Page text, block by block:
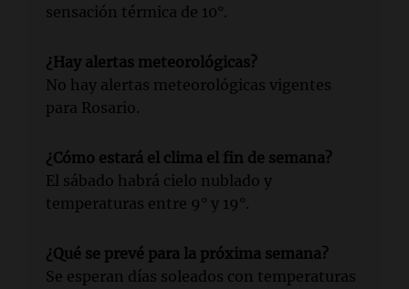
sensación térmica de 10°.
¿Hay alertas meteorológicas?
No hay alertas meteorológicas vigentes
para Rosario.
¿Cómo estará el clima el fin de semana?
El sábado habrá cielo nublado y
temperaturas entre 9° y 19°.
¿Qué se prevé para la próxima semana?
Se esperan días soleados con temperaturas